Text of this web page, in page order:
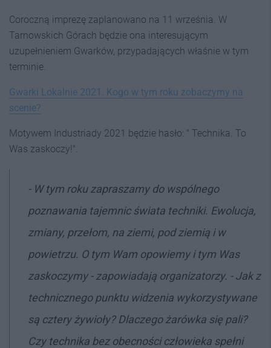
Coroczną imprezę zaplanowano na 11 września. W
Tarnowskich Górach będzie ona interesującym
uzupełnieniem Gwarków, przypadających właśnie w tym
terminie.
Gwarki Lokalnie 2021. Kogo w tym roku zobaczymy na
scenie?
Motywem Industriady 2021 będzie hasło: " Technika. To
Was zaskoczy!".
- W tym roku zapraszamy do wspólnego
poznawania tajemnic świata techniki. Ewolucja,
zmiany, przełom, na ziemi, pod ziemią i w
powietrzu. O tym Wam opowiemy i tym Was
zaskoczymy - zapowiadają organizatorzy. - Jak z
technicznego punktu widzenia wykorzystywane
są cztery żywioły? Dlaczego żarówka się pali?
Czy technika bez obecności człowieka spełni